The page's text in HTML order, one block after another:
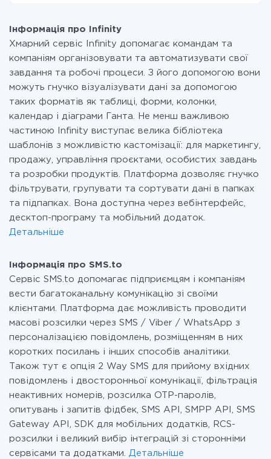
при необхідності. Детальніше про
Інформація про Infinity
Хмарний сервіс Infinity допомагає командам та
компаніям організовувати та автоматизувати свої
завдання та робочі процеси. З його допомогою вони
можуть гнучко візуалізувати дані за допомогою
таких форматів як таблиці, форми, колонки,
календар і діаграми Ганта. Не менш важливою
частиною Infinity виступає велика бібліотека
шаблонів з можливістю кастомізації: для маркетингу,
продажу, управління проєктами, особистих завдань
та розробки продуктів. Платформа дозволяє гнучко
фільтрувати, групувати та сортувати дані в папках
та підпапках. Вона доступна через вебінтерфейс,
десктоп-програму та мобільний додаток.
Детальніше
Інформація про SMS.to
Сервіс SMS.to допомагає підприємцям і компаніям
вести багатоканальну комунікацію зі своїми
клієнтами. Платформа дає можливість проводити
масові розсилки через SMS / Viber / WhatsApp з
персоналізацією повідомлень, розміщенням в них
коротких посилань і інших способів аналітики.
Також тут є опція 2 Way SMS для прийому вхідних
повідомлень і двосторонньої комунікації, фільтрація
неактивних номерів, розсилка OTP-паролів,
опитувань і запитів фідбек, SMS API, SMPP API, SMS
Gateway API, SDK для мобільних додатків, RCS-
розсилки і великий вибір інтеграцій зі сторонніми
сервісами та додатками. Детальніше